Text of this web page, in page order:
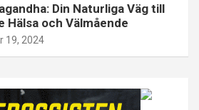
Din Naturliga Väg till
Hälsa och Välmående
19, 2024